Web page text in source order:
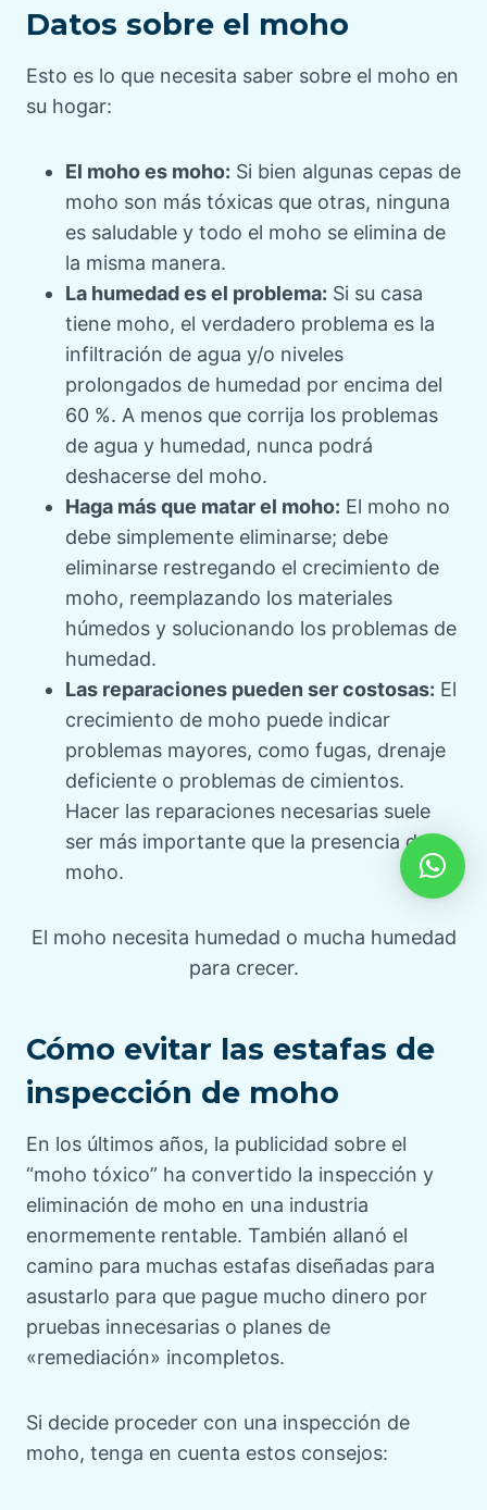
Datos sobre el moho
Esto es lo que necesita saber sobre el moho en
su hogar:
El moho es moho: Si bien algunas cepas de
moho son más tóxicas que otras, ninguna
es saludable y todo el moho se elimina de
la misma manera.
La humedad es el problema: Si su casa
tiene moho, el verdadero problema es la
infiltración de agua y/o niveles
prolongados de humedad por encima del
60 %. A menos que corrija los problemas
de agua y humedad, nunca podrá
deshacerse del moho.
Haga más que matar el moho: El moho no
debe simplemente eliminarse; debe
eliminarse restregando el crecimiento de
moho, reemplazando los materiales
húmedos y solucionando los problemas de
humedad.
Las reparaciones pueden ser costosas: El
crecimiento de moho puede indicar
problemas mayores, como fugas, drenaje
deficiente o problemas de cimientos.
Hacer las reparaciones necesarias suele
ser más importante que la presencia de
moho.
El moho necesita humedad o mucha humedad
para crecer.
Cómo evitar las estafas de
inspección de moho
En los últimos años, la publicidad sobre el
“moho tóxico” ha convertido la inspección y
eliminación de moho en una industria
enormemente rentable. También allanó el
camino para muchas estafas diseñadas para
asustarlo para que pague mucho dinero por
pruebas innecesarias o planes de
«remediación» incompletos.
Si decide proceder con una inspección de
moho, tenga en cuenta estos consejos: